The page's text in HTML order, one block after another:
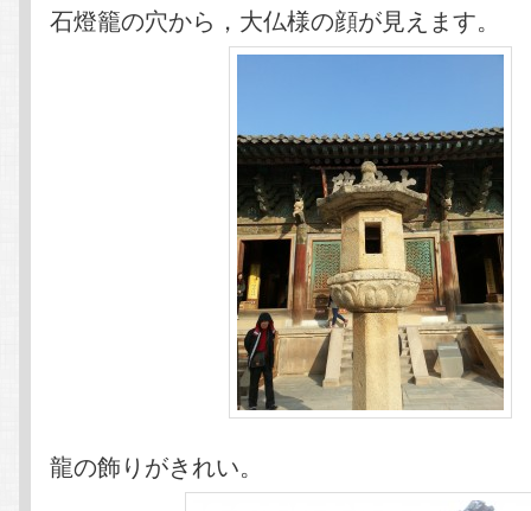
石燈籠の穴から，大仏様の顔が見えます。
龍の飾りがきれい。